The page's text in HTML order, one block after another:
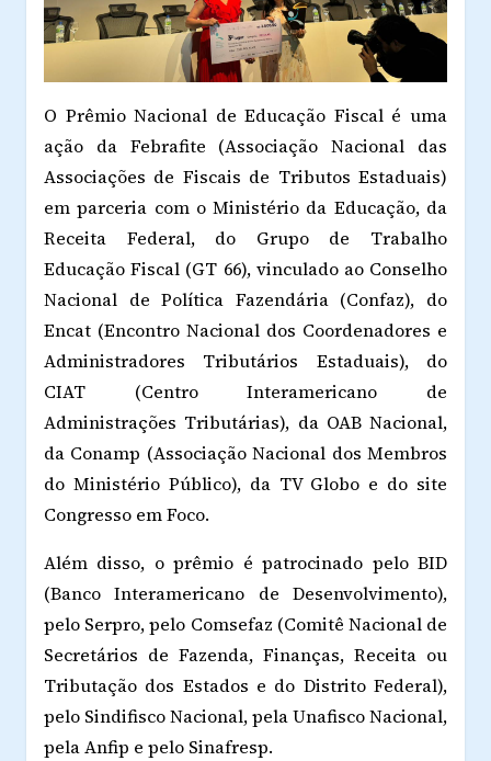
O Prêmio Nacional de Educação Fiscal é uma
ação da Febrafite (Associação Nacional das
Associações de Fiscais de Tributos Estaduais)
em parceria com o Ministério da Educação, da
Receita Federal, do Grupo de Trabalho
Educação Fiscal (GT 66), vinculado ao Conselho
Nacional de Política Fazendária (Confaz), do
Encat (Encontro Nacional dos Coordenadores e
Administradores Tributários Estaduais), do
CIAT (Centro Interamericano de
Administrações Tributárias), da OAB Nacional,
da Conamp (Associação Nacional dos Membros
do Ministério Público), da TV Globo e do site
Congresso em Foco.
Além disso, o prêmio é patrocinado pelo BID
(Banco Interamericano de Desenvolvimento),
pelo Serpro, pelo Comsefaz (Comitê Nacional de
Secretários de Fazenda, Finanças, Receita ou
Tributação dos Estados e do Distrito Federal),
pelo Sindifisco Nacional, pela Unafisco Nacional,
pela Anfip e pelo Sinafresp.